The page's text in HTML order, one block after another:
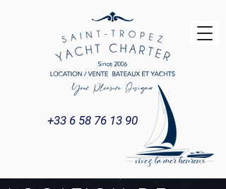
+33 6 58 76 13 90